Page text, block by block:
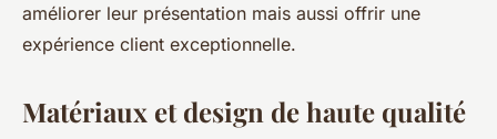
améliorer leur présentation mais aussi offrir une
expérience client exceptionnelle.
Matériaux et design de haute qualité